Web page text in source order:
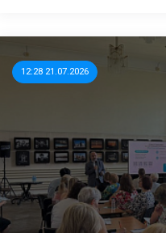
12:28 21.07.2026